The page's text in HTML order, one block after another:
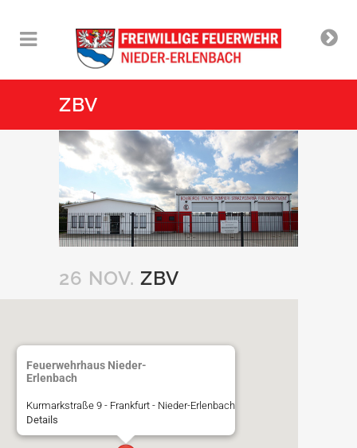
ZBV
26 NOV. ZBV
Feuerwehrhaus Nieder-
Erlenbach
Kurmarkstraße 9 - Frankfurt - Nieder-Erlenbach
Details